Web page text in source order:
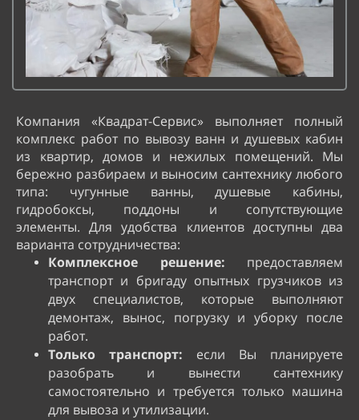
Компания «Квадрат-Сервис» выполняет полный
комплекс работ по вывозу ванн и душевых кабин
из квартир, домов и нежилых помещений. Мы
бережно разбираем и выносим сантехнику любого
типа: чугунные ванны, душевые кабины,
гидробоксы, поддоны и сопутствующие
элементы.Для удобства клиентов доступны два
варианта сотрудничества:
Комплексное решение: предоставляем
транспорт и бригаду опытных грузчиков из
двух специалистов, которые выполняют
демонтаж, вынос, погрузку и уборку после
работ.
Только транспорт: если Вы планируете
разобрать и вынести сантехнику
самостоятельно и требуется только машина
для вывоза и утилизации.